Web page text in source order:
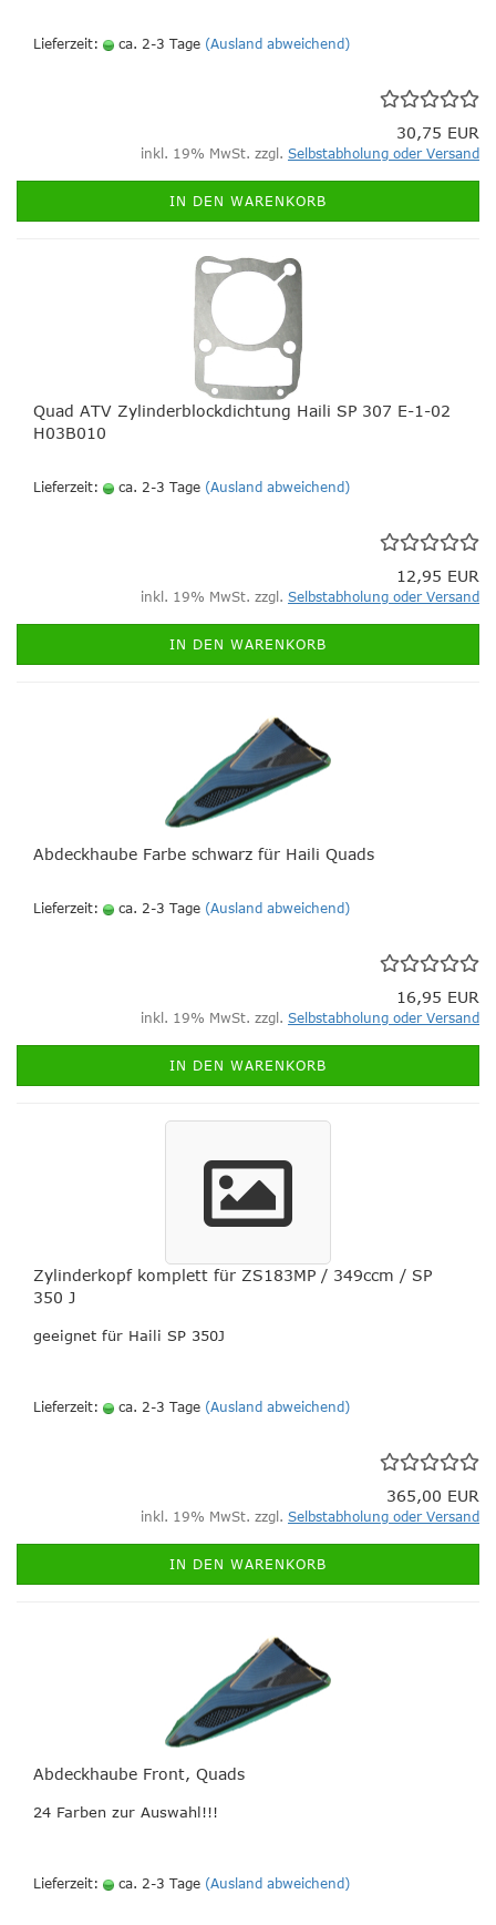
Lieferzeit: ca. 2-3 Tage (Ausland abweichend)
30,75 EUR
inkl. 19% MwSt. zzgl. Selbstabholung oder Versand
IN DEN WARENKORB
Quad ATV Zylinderblockdichtung Haili SP 307 E-1-02
H03B010
Lieferzeit: ca. 2-3 Tage (Ausland abweichend)
12,95 EUR
inkl. 19% MwSt. zzgl. Selbstabholung oder Versand
IN DEN WARENKORB
Abdeckhaube Farbe schwarz für Haili Quads
Lieferzeit: ca. 2-3 Tage (Ausland abweichend)
16,95 EUR
inkl. 19% MwSt. zzgl. Selbstabholung oder Versand
IN DEN WARENKORB
Zylinderkopf komplett für ZS183MP / 349ccm / SP
350 J
geeignet für Haili SP 350J
Lieferzeit: ca. 2-3 Tage (Ausland abweichend)
365,00 EUR
inkl. 19% MwSt. zzgl. Selbstabholung oder Versand
IN DEN WARENKORB
Abdeckhaube Front, Quads
24 Farben zur Auswahl!!!
Lieferzeit: ca. 2-3 Tage (Ausland abweichend)